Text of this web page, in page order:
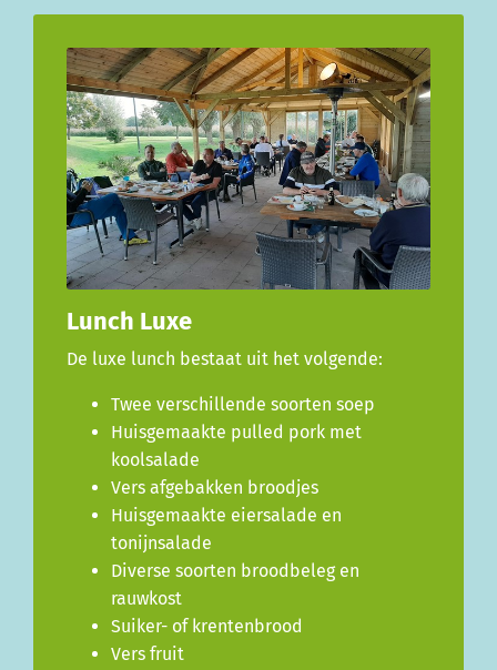
Lunch Luxe
De luxe lunch bestaat uit het volgende:
Twee verschillende soorten soep
Huisgemaakte pulled pork met
koolsalade
Vers afgebakken broodjes
Huisgemaakte eiersalade en
tonijnsalade
Diverse soorten broodbeleg en
rauwkost
Suiker- of krentenbrood
Vers fruit